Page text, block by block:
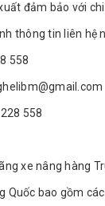
đảm bảo với
thông tin liên hệ
558
558
xe nâng hàng
Quốc bao gồm